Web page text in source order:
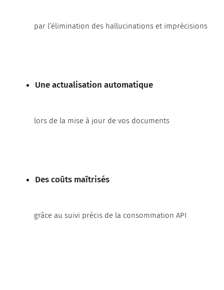
par l’élimination des hallucinations et imprécisions
Une actualisation automatique
lors de la mise à jour de vos documents
Des coûts maîtrisés
grâce au suivi précis de la consommation API